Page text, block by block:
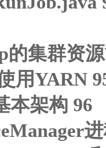
的集群资
用YARN
本架构 96